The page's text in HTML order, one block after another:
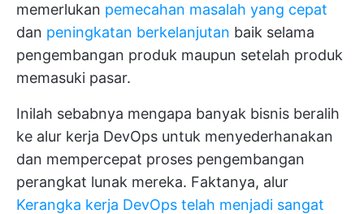
memerlukan pemecahan masalah yang cepat
dan peningkatan berkelanjutan baik selama
pengembangan produk maupun setelah produk
memasuki pasar.
Inilah sebabnya mengapa banyak bisnis beralih
ke alur kerja DevOps untuk menyederhanakan
dan mempercepat proses pengembangan
perangkat lunak mereka. Faktanya, alur
Kerangka kerja DevOps telah menjadi sangat